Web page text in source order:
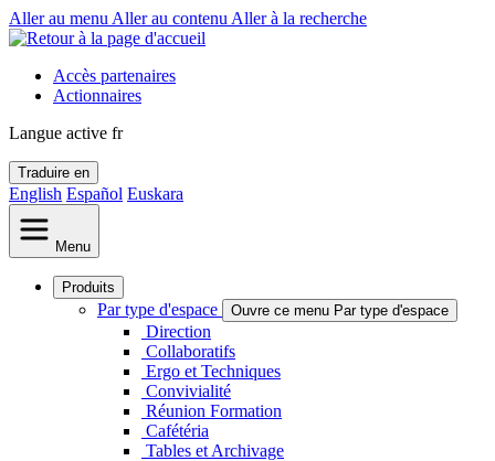
Aller au menu Aller au contenu Aller à la recherche
Accès partenaires
Actionnaires
Langue active fr
Traduire en
English Español Euskara
Menu
Produits
Par type d'espace Ouvre ce menu Par type d'espace
Direction
Collaboratifs
Ergo et Techniques
Convivialité
Réunion Formation
Cafétéria
Tables et Archivage